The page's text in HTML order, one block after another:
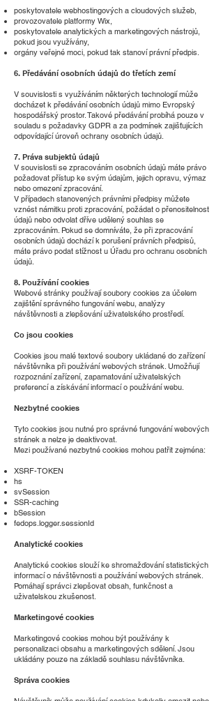
poskytovatele webhostingových a cloudových služeb,
provozovatele platformy Wix,
poskytovatele analytických a marketingových nástrojů,
pokud jsou využívány,
orgány veřejné moci, pokud tak stanoví právní předpis.
6. Předávání osobních údajů do třetích zemí
V souvislosti s využíváním některých technologií může
docházet k předávání osobních údajů mimo Evropský
hospodářský prostor. Takové předávání probíhá pouze v
souladu s požadavky GDPR a za podmínek zajišťujících
odpovídající úroveň ochrany osobních údajů.
7. Práva subjektů údajů
V souvislosti se zpracováním osobních údajů máte právo
požadovat přístup ke svým údajům, jejich opravu, výmaz
nebo omezení zpracování.
V případech stanovených právními předpisy můžete
vznést námitku proti zpracování, požádat o přenositelnost
údajů nebo odvolat dříve udělený souhlas se
zpracováním. Pokud se domníváte, že při zpracování
osobních údajů dochází k porušení právních předpisů,
máte právo podat stížnost u Úřadu pro ochranu osobních
údajů.
8. Používání cookies
Webové stránky používají soubory cookies za účelem
zajištění správného fungování webu, analýzy
návštěvnosti a zlepšování uživatelského prostředí.
Co jsou cookies
Cookies jsou malé textové soubory ukládané do zařízení
návštěvníka při používání webových stránek. Umožňují
rozpoznání zařízení, zapamatování uživatelských
preferencí a získávání informací o používání webu.
Nezbytné cookies
Tyto cookies jsou nutné pro správné fungování webových
stránek a nelze je deaktivovat.
Mezi používané nezbytné cookies mohou patřit zejména:
XSRF-TOKEN
hs
svSession
SSR-caching
bSession
fedops.logger.sessionId
Analytické cookies
Analytické cookies slouží ke shromažďování statistických
informací o návštěvnosti a používání webových stránek.
Pomáhají správci zlepšovat obsah, funkčnost a
uživatelskou zkušenost.
Marketingové cookies
Marketingové cookies mohou být používány k
personalizaci obsahu a marketingových sdělení. Jsou
ukládány pouze na základě souhlasu návštěvníka.
Správa cookies